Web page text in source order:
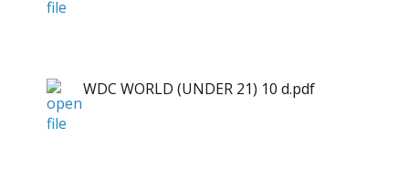
WDC WORLD (UNDER 21) 10 d.pdf